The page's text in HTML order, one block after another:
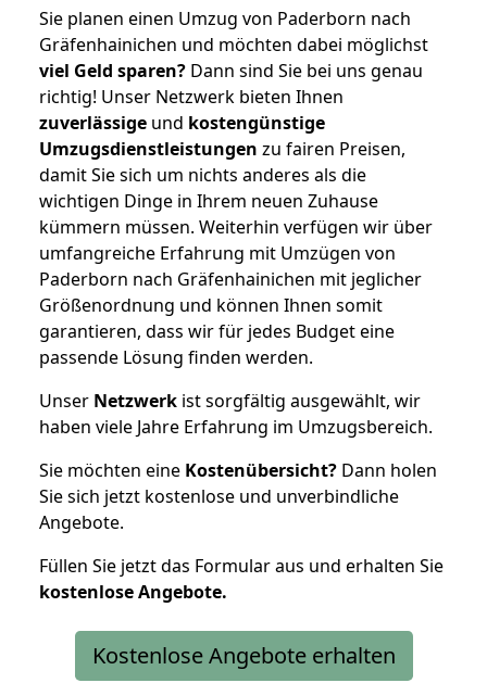
Sie planen einen Umzug von Paderborn nach
Gräfenhainichen und möchten dabei möglichst
viel Geld sparen? Dann sind Sie bei uns genau
richtig! Unser Netzwerk bieten Ihnen
zuverlässige und kostengünstige
Umzugsdienstleistungen zu fairen Preisen,
damit Sie sich um nichts anderes als die
wichtigen Dinge in Ihrem neuen Zuhause
kümmern müssen. Weiterhin verfügen wir über
umfangreiche Erfahrung mit Umzügen von
Paderborn nach Gräfenhainichen mit jeglicher
Größenordnung und können Ihnen somit
garantieren, dass wir für jedes Budget eine
passende Lösung finden werden.
Unser Netzwerk ist sorgfältig ausgewählt, wir
haben viele Jahre Erfahrung im Umzugsbereich.
Sie möchten eine Kostenübersicht? Dann holen
Sie sich jetzt kostenlose und unverbindliche
Angebote.
Füllen Sie jetzt das Formular aus und erhalten Sie
kostenloseAngebote.
Kostenlose Angebote erhalten